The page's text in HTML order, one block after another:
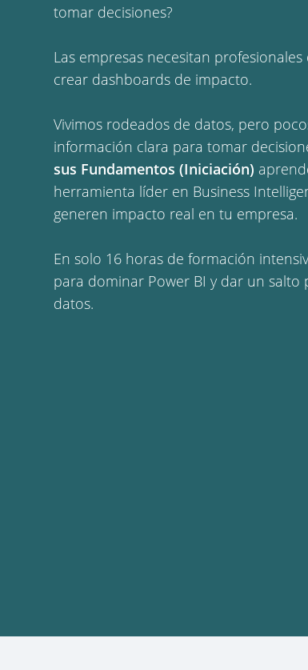
tomar decisiones?
Las empresas necesitan
crear dashboards de impacto.
Vivimos rodeados de datos, pero
información clara para tomar
sus Fundamentos (Iniciación)
herramienta líder en Business
generen impacto real en tu empresa.
En solo 16 horas de formación
para dominar Power BI y dar un salto
datos.